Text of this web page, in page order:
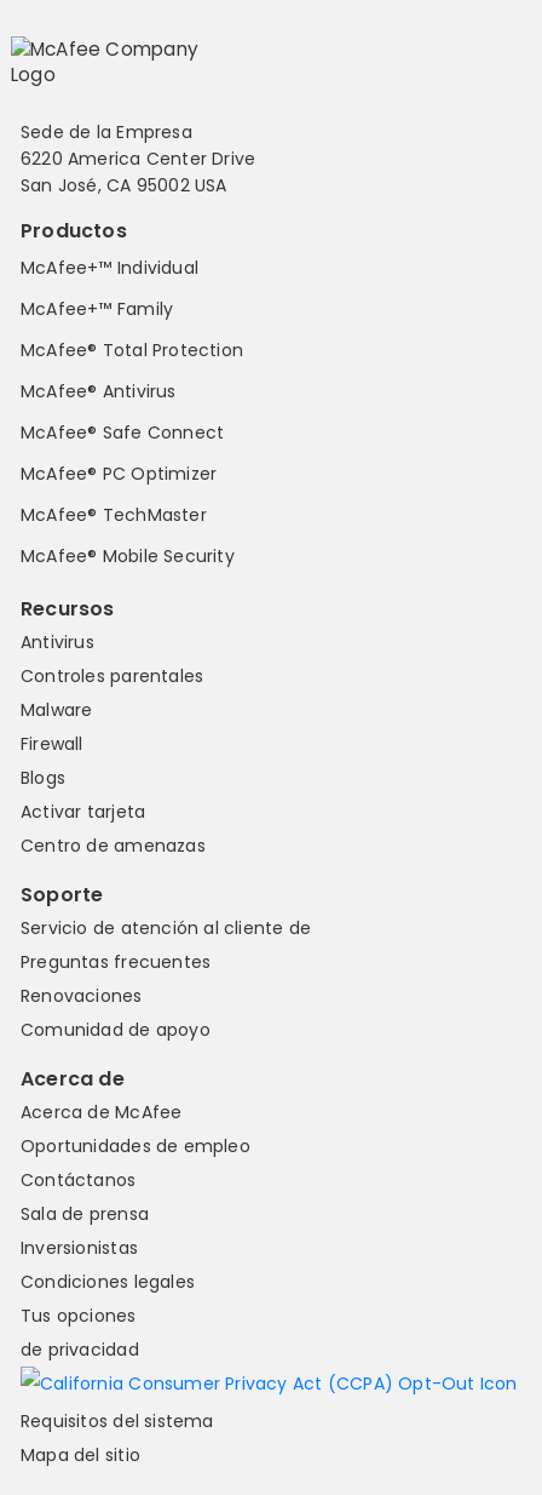
Sede de la Empresa
6220 America Center Drive
San José, CA 95002 USA
Productos
McAfee+™ Individual
McAfee+™ Family
McAfee® Total Protection
McAfee® Antivirus
McAfee® Safe Connect
McAfee® PC Optimizer
McAfee® TechMaster
McAfee® Mobile Security
Recursos
Antivirus
Controles parentales
Malware
Firewall
Blogs
Activar tarjeta
Centro de amenazas
Soporte
Servicio de atención al cliente de
Preguntas frecuentes
Renovaciones
Comunidad de apoyo
Acerca de
Acerca de McAfee
Oportunidades de empleo
Contáctanos
Sala de prensa
Inversionistas
Condiciones legales
Tus opciones
de privacidad
Requisitos del sistema
Mapa del sitio